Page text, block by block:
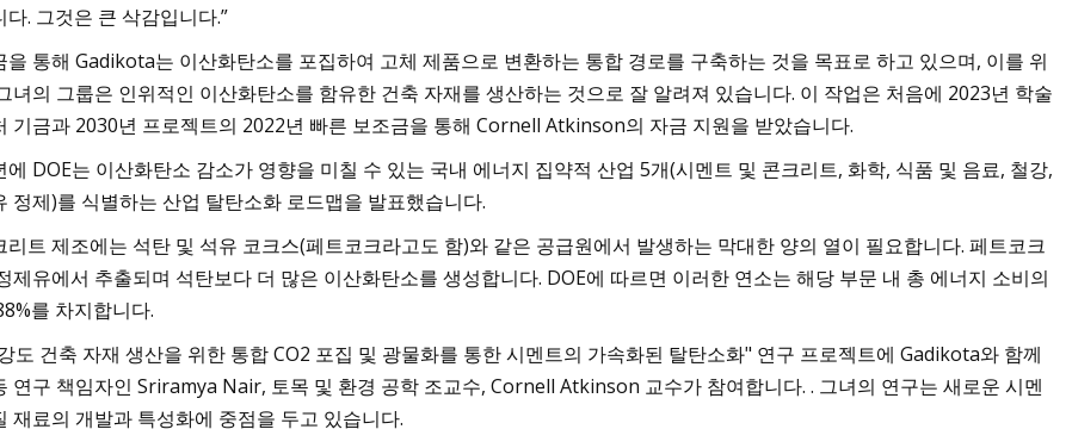
다. 그것은 큰 삭감입니다.”
을 통해 Gadikota는 이산화탄소를 포집하여 고체 제품으로 변환하는 통합 경로를 구축하는 것을 목표로 하고 있으며, 이를 위
녀의 그룹은 인위적인 이산화탄소를 함유한 건축 자재를 생산하는 것으로 잘 알려져 있습니다. 이 작업은 처음에 2023년 학술
기금과 2030년 프로젝트의 2022년 빠른 보조금을 통해 Cornell Atkinson의 자금 지원을 받았습니다.
에 DOE는 이산화탄소 감소가 영향을 미칠 수 있는 국내 에너지 집약적 산업 5개(시멘트 및 콘크리트, 화학, 식품 및 음료, 철강,
정제)를 식별하는 산업 탈탄소화 로드맵을 발표했습니다.
리트 제조에는 석탄 및 석유 코크스(페트코크라고도 함)와 같은 공급원에서 발생하는 막대한 양의 열이 필요합니다. 페트코크
제유에서 추출되며 석탄보다 더 많은 이산화탄소를 생성합니다. DOE에 따르면 이러한 연소는 해당 부문 내 총 에너지 소비의
를 차지합니다.
도 건축 자재 생산을 위한 통합 CO2 포집 및 광물화를 통한 시멘트의 가속화된 탈탄소화" 연구 프로젝트에 Gadikota와 함께
연구 책임자인 Sriramya Nair, 토목 및 환경 공학 조교수, Cornell Atkinson 교수가 참여합니다. . 그녀의 연구는 새로운 시멘
재료의 개발과 특성화에 중점을 두고 있습니다.